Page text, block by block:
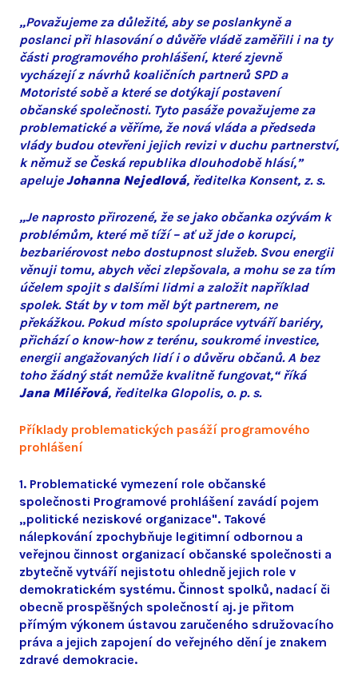
„Považujeme za důležité, aby se poslankyně a
poslanci při hlasování o důvěře vládě zaměřili i na ty
části programového prohlášení, které zjevně
vycházejí z návrhů koaličních partnerů SPD a
Motoristé sobě a které se dotýkají postavení
občanské společnosti. Tyto pasáže považujeme za
problematické a věříme, že nová vláda a předseda
vlády budou otevřeni jejich revizi v duchu partnerství,
k němuž se Česká republika dlouhodobě hlásí,”
apelujeJohanna Nejedlová, ředitelka Konsent, z. s.
„Je naprosto přirozené, že se jako občanka ozývám k
problémům, které mě tíží – ať už jde o korupci,
bezbariérovost nebo dostupnost služeb. Svou energii
věnuji tomu, abych věci zlepšovala, a mohu se za tím
účelem spojit s dalšími lidmi a založit například
spolek. Stát by v tom měl být partnerem, ne
překážkou. Pokud místo spolupráce vytváří bariéry,
přichází o know-how z terénu, soukromé investice,
energii angažovaných lidí i o důvěru občanů. A bez
toho žádný stát nemůže kvalitně fungovat,“ říká
Jana Miléřová, ředitelka Glopolis, o. p. s.
Příklady problematických pasáží programového
prohlášení
1. Problematické vymezení role občanské
společnosti Programové prohlášení zavádí pojem
„politické neziskové organizace". Takové
nálepkování zpochybňuje legitimní odbornou a
veřejnou činnost organizací občanské společnosti a
zbytečně vytváří nejistotu ohledně jejich role v
demokratickém systému. Činnost spolků, nadací či
obecně prospěšných společností aj. je přitom
přímým výkonem ústavou zaručeného sdružovacího
práva a jejich zapojení do veřejného dění je znakem
zdravé demokracie.